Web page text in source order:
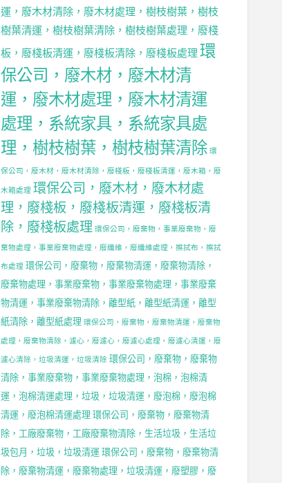
運，廢木材清除，廢木材處理，樹枝樹葉，樹枝
樹葉清運，樹枝樹葉清除，樹枝樹葉處理，廢棧
板，廢棧板清運，廢棧板清除，廢棧板處理 環
保公司，廢木材，廢木材清
運，廢木材處理，廢木材清運
處理，系統家具，系統家具處
理，樹枝樹葉，樹枝樹葉清除 環
保公司，廢木材，廢木材清除，廢棧板，廢棧板清運，廢木箱，廢
木箱處理 環保公司，廢木材，廢木材處
理，廢棧板，廢棧板清運，廢棧板清
除，廢棧板處理 環保公司，廢棄物，事業廢棄物，廢
棄物處理，事業廢棄物處理，廢纖維，廢纖維處理，擦拭布，擦拭
布處理 環保公司，廢棄物，廢棄物清運，廢棄物清除，
廢棄物處理，事業廢棄物，事業廢棄物處理，事業廢棄
物清運，事業廢棄物清除，離型紙，離型紙清運，離型
紙清除，離型紙處理 環保公司，廢棄物，廢棄物清運，廢棄物
處理，廢棄物清除，濾心，廢濾心，廢濾心處理，廢濾心清運，廢
濾心清除，垃圾清運，垃圾清除 環保公司，廢棄物，廢棄物
清除，事業廢棄物，事業廢棄物處理，泡棉，泡棉清
運，泡棉清運處理，垃圾，垃圾清運，廢泡棉，廢泡棉
清運，廢泡棉清運處理 環保公司，廢棄物，廢棄物清
除，工廠廢棄物，工廠廢棄物清除，生活垃圾，生活垃
圾包月，垃圾，垃圾清運 環保公司，廢棄物，廢棄物清
除，廢棄物清運，廢棄物處理，垃圾清運，廢塑膠，廢